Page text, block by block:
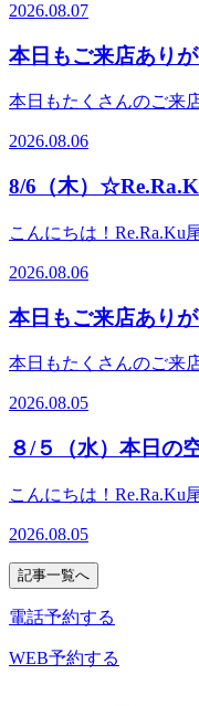
体・マッサージファン
いでにお立ち寄りくだ
お待ちしております
☆。★。☆。★。☆。★．
ご案内できるお時間が
す。※ご予約状況はそ
☆。★．．．『肩甲骨ス
入れた整体ファンから
ージとは違うボディケ
ージファンにも大人気
2026.08.07
本日もご来店あり
本日もたくさんのご来
おります。『肩甲骨ス
れた整体ファンからも
井町線 ＃尾山台 ＃整体
玉川＃自由が丘＃等々
2026.08.06
8/6（木）
こんにちは！Re.Ra.Ku
と一頑張りですね。今
ております＾＾♪．
★。☆。★。☆。★．．
０ からご案内できる
約お待ちしております
★。☆。★。☆。★。☆
盤ストレッチ』をとり
系ボディケア♪マッサ
体・マッサージファン
2026.08.06
本日もご来店あり
本日もたくさんのご来
おります。『肩甲骨ス
れた整体ファンからも
井町線 ＃尾山台 ＃整体
玉川＃自由が丘＃等々
2026.08.05
８/５（水）本日の
こんにちは！Re.Ra.Ku
れています。夏はまだ
り変わっていますね。
るさや不調も多くなり
クスしてもませんか？
☆。★。☆。★。☆。★．
2026.08.05
記事一覧へ
電話予約する
WEB予約する